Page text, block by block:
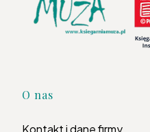
Linki w stopce
O nas
Kontakt i dane firmy